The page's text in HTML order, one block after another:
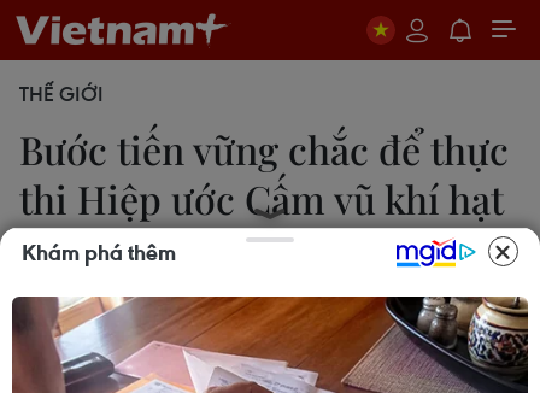
THẾ GIỚI
Bước tiến vững chắc để thực
thi Hiệp ước Cấm vũ khí hạt
nhân
29/10/2020 05:22
Hiệp ước Cấm vũ khí hạt nhân (TPNW), được
Khám phá thêm